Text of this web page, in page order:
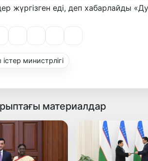
жүргізген еді, деп хабарлайды
министрлігі
материалдар